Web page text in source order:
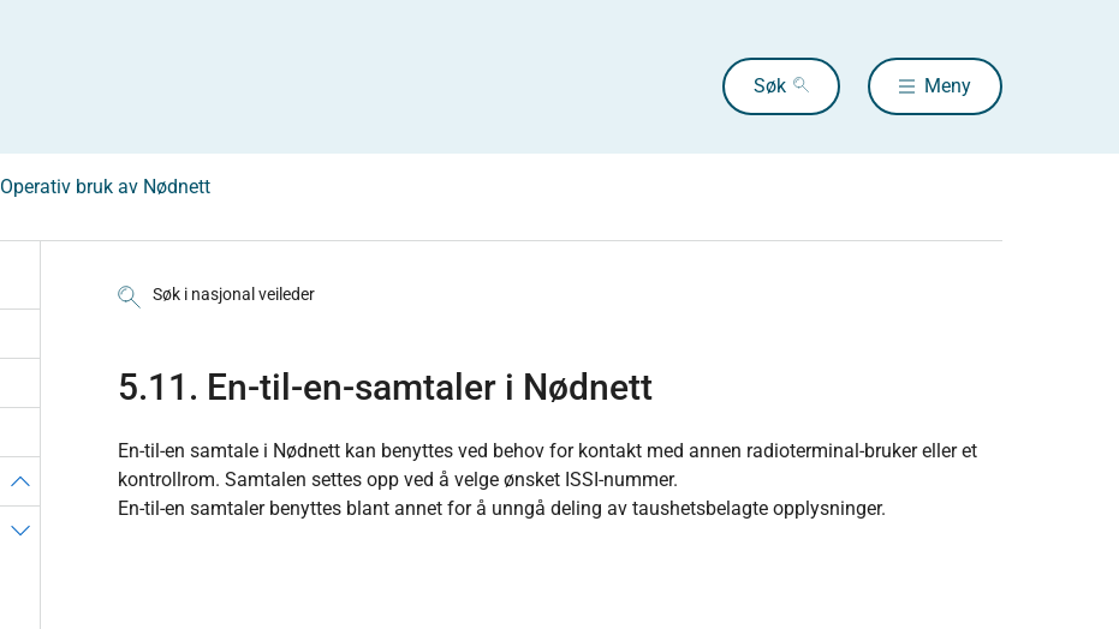
Søk Meny
Operativ bruk av Nødnett
Søk i nasjonal veileder
5.11. En-til-en-samtaler i Nødnett
En-til-en samtale i Nødnett kan benyttes ved behov for kontakt med annen radioterminal-bruker eller et
kontrollrom. Samtalen settes opp ved å velge ønsket ISSI-nummer.
En-til-en samtaler benyttes blant annet for å unngå deling av taushetsbelagte opplysninger.